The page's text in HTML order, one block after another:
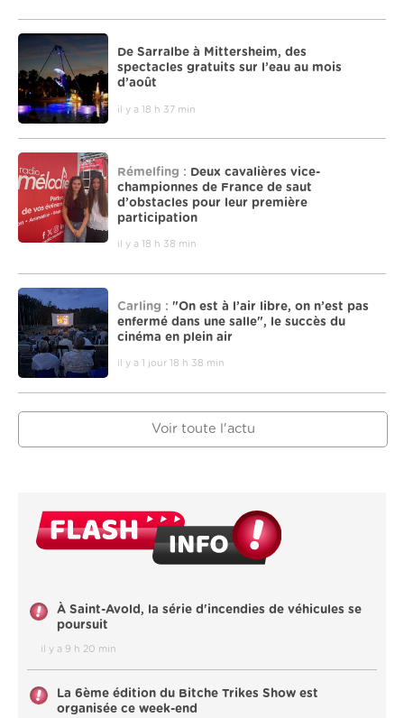
De Sarralbe à Mittersheim, des
spectacles gratuits sur l’eau au mois
d’août
il y a 18 h 37 min
Rémelfing : Deux cavalières vice-
championnes de France de saut
d’obstacles pour leur première
participation
il y a 18 h 38 min
Carling : "On est à l’air libre, on n’est pas
enfermé dans une salle", le succès du
cinéma en plein air
il y a 1 jour 18 h 38 min
Voir toute l'actu
À Saint-Avold, la série d'incendies de véhicules se
poursuit
il y a 9 h 20 min
La 6ème édition du Bitche Trikes Show est
organisée ce week-end